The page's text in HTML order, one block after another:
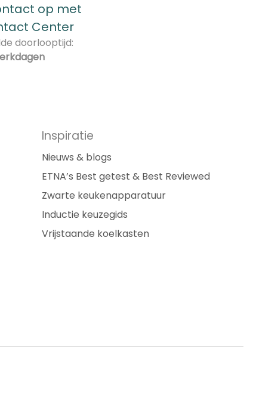
op met
Center
doorlooptijd:
Inspiratie
Nieuws & blogs
ETNA’s Best getest & Best Reviewed
Zwarte keukenapparatuur
Inductie keuzegids
Vrijstaande koelkasten